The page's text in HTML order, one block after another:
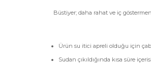
Büstiyer; daha rahat ve iç
Ürün su itici apreli olduğu için
Sudan çıkıldığında kısa süre